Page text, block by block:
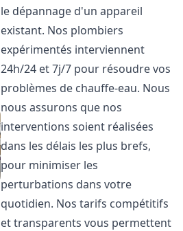
le dépannage d'un appareil
existant. Nos plombiers
expérimentés interviennent
24h/24 et 7j/7 pour résoudre vos
problèmes de chauffe-eau. Nous
nous assurons que nos
interventions soient réalisées
dans les délais les plus brefs,
pour minimiser les
perturbations dans votre
quotidien. Nos tarifs compétitifs
et transparents vous permettent